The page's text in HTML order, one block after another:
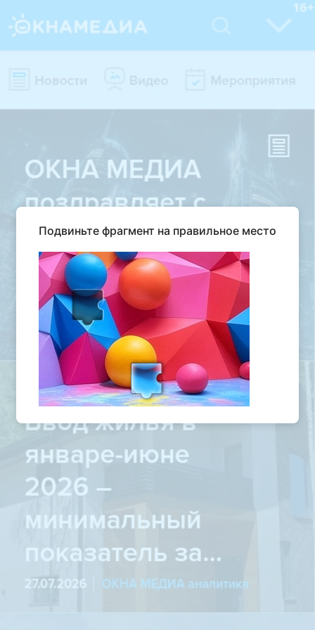
Подвиньте фрагмент на правильное место